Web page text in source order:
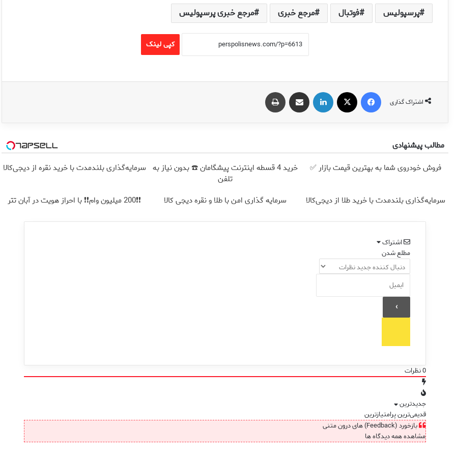
پرسپولیس فوتبال مرجع خبری مرجع خبری پرسپولیس
کپی لینک
اشتراک گذاری
فیس بوک لینکدین اشتراک گذاری از طریق ایمیل
مطالب پیشنهادی
فروش خودروی شما به بهترین قیمت بازار ✅
خرید 4 قسطه اینترنت پیشگامان ☎️ بدون نیاز به
تلفن
سرمایه‌گذاری بلندمدت با خرید نقره از دیجی‌کالا
سرمایه‌گذاری بلندمدت با خرید طلا از دیجی‌کالا سرمایه گذاری امن با طلا و نقره دیجی کالا ❗❗200 میلیون وام❗❗ با احراز هویت در آبان تتر
اشتراک
مطلع شدن
0نظرات
جدیدترین
قدیمی‌ترینپرامتیازترین
بازخورد (Feedback) های درون متنی
مشاهده همه دیدگاه ها